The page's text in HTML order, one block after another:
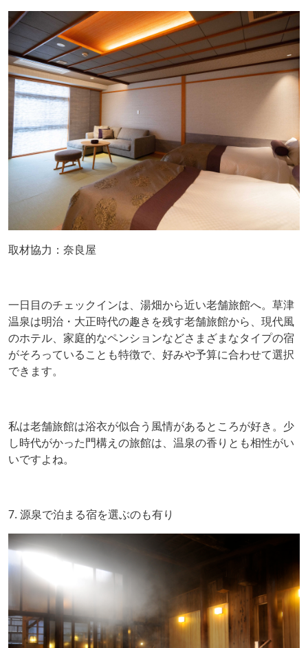
取材協力：奈良屋
一日目のチェックインは、湯畑から近い老舗旅館へ。草津
温泉は明治・大正時代の趣きを残す老舗旅館から、現代風
のホテル、家庭的なペンションなどさまざまなタイプの宿
がそろっていることも特徴で、好みや予算に合わせて選択
できます。
私は老舗旅館は浴衣が似合う風情があるところが好き。少
し時代がかった門構えの旅館は、温泉の香りとも相性がい
いですよね。
7. 源泉で泊まる宿を選ぶのも有り